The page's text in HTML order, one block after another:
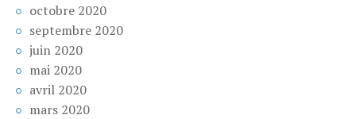
octobre 2020
septembre 2020
juin 2020
mai 2020
avril 2020
mars 2020